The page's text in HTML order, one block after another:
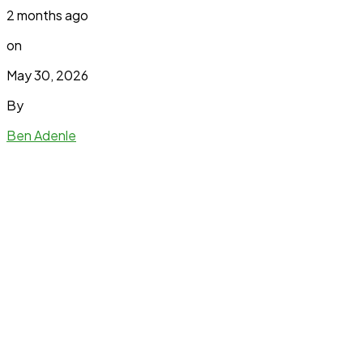
2 months ago
on
May 30, 2026
By
Ben Adenle